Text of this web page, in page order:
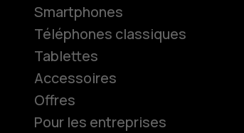
Smartphones
Téléphones classiques
Tablettes
Accessoires
Offres
Pour les entreprises